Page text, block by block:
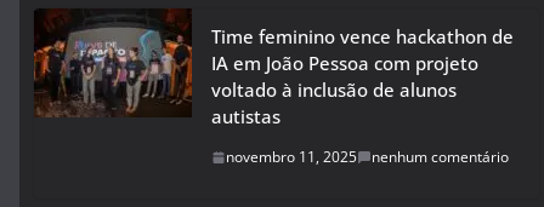
Time feminino vence hackathon de
IA em João Pessoa com projeto
voltado à inclusão de alunos
autistas
novembro 11, 2025 nenhum comentário